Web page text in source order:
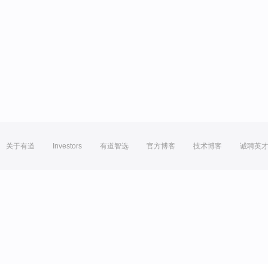
关于有道 Investors 有道智选 官方博客 技术博客 诚聘英才